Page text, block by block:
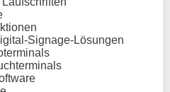
Signage-Lösungen